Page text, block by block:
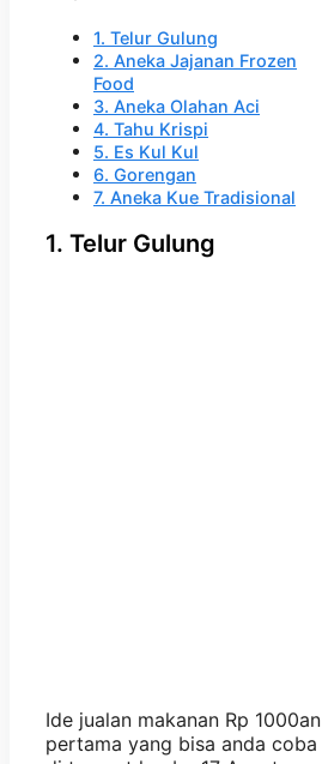
1. Telur Gulung
2. Aneka Jajanan Frozen
Food
3. Aneka Olahan Aci
4. Tahu Krispi
5. Es Kul Kul
6. Gorengan
7. Aneka Kue Tradisional
1. Telur Gulung
Ide jualan makanan Rp 1000an
pertama yang bisa anda coba